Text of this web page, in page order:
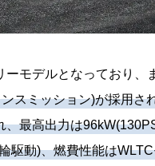
ーモデルとなっており、
スミッション)が採用さ
最高出力は
駆動)、燃費性能は